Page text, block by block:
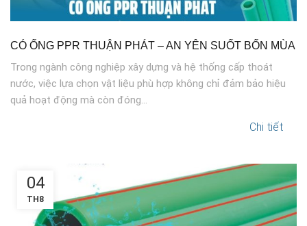
CÓ ỐNG PPR THUẬN PHÁT – AN YÊN SUỐT BỐN MÙA
Trong ngành công nghiệp xây dựng và hệ thống cấp thoát
nước, việc lựa chọn vật liệu phù hợp không chỉ đảm bảo hiệu
quả hoạt động mà còn đóng...
Chi tiết
04
TH8